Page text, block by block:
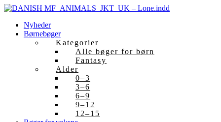
Skip
contentNyheder
Børnebøger
Kategorier
Alle bøger for børn
Fantasy
Alder
0–3
3–6
6–9
9–12
12–15